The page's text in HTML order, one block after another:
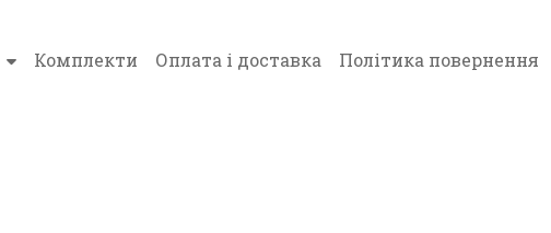
Комплекти Оплата і доставка Політика повернення